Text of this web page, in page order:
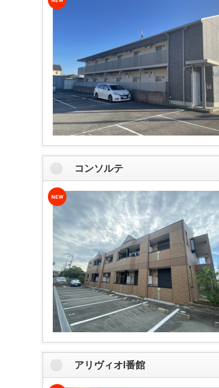
コンソルテ
アリヴィオⅠ番館